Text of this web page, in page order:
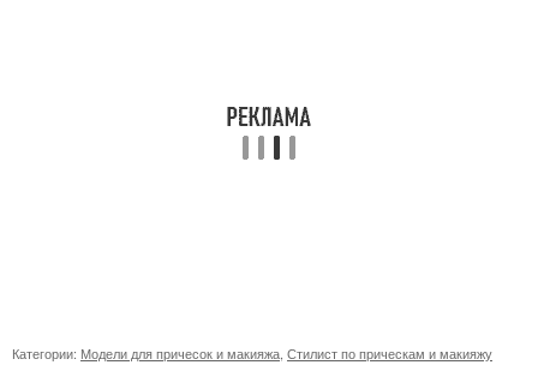
Категории: Модели для причесок и макияжа Стилист по прическам и макияжу